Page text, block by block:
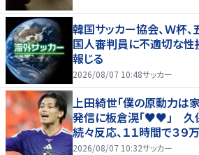
韓国サッカー協会、Ｗ杯
国人審判員に不適切な
報じる
2026/08/07 10:48サッカー
上田綺世「僕の原動力は
発信に板倉滉「♥♥」 久
続々反応、１１時間で３９
2026/08/07 10:32サッカー